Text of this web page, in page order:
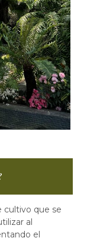
cultivo que se
al
el